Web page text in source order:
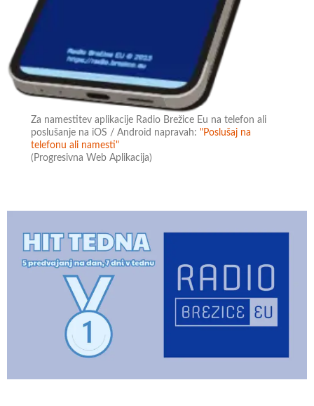
Za namestitev aplikacije Radio Brežice Eu na telefon ali
poslušanje na iOS / Android napravah:"Poslušaj na
telefonu ali namesti"
(Progresivna Web Aplikacija)